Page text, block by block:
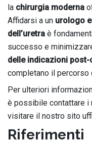
la chirurgia moderna
Affidarsi a un urologo
dell’uretra è
successo e
delle indicazioni
completano il percorso
Per ulteriori
è possibile contattare i
visitare il nostro sito
Riferimenti